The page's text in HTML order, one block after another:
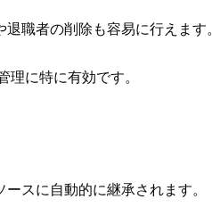
職者の削除も容易に行えます。
に特に有効です。
スに自動的に継承されます。